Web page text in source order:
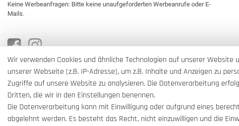
Keine Werbeanfragen: Bitte keine unaufgeforderten Werbeanrufe oder E-
Mails.
Wir verwenden Cookies und ähnliche Technologien auf unserer
unserer Webseite (z.B. IP-Adresse), um z.B. Inhalte und Anzeigen zu
Zugriffe auf unsere Website zu analysieren. Die Datenverarbeitung
Dritten, die wir in den Einstellungen benennen.
Die Datenverarbeitung kann mit Einwilligung oder aufgrund eines
abgelehnt werden. Es besteht das Recht, nicht einzuwilligen und die